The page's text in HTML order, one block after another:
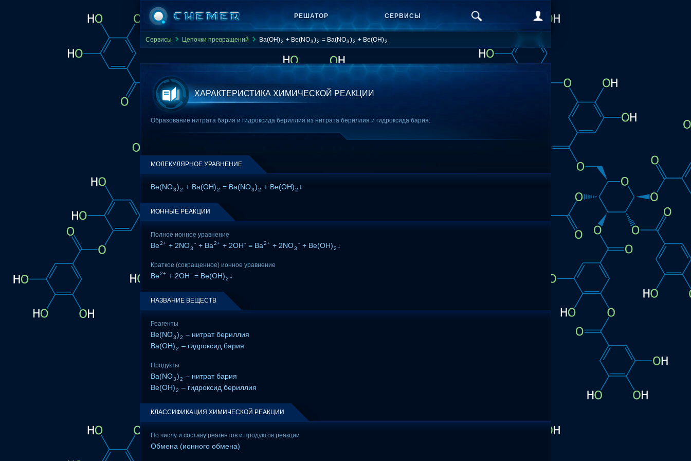
РЕШАТОР СЕРВИСЫ
Сервисы Цепочки превращений Ba(OH)2 + Be(NO3)2 = Ba(NO3)2 + Be(OH)2
ХАРАКТЕРИСТИКА ХИМИЧЕСКОЙ РЕАКЦИИ
Образование нитрата бария и гидроксида бериллия из нитрата бериллия и гидроксида бария.
МОЛЕКУЛЯРНОЕ УРАВНЕНИЕ
Be(NO3)2 + Ba(OH)2 = Ba(NO3)2 + Be(OH)2 ↓
ИОННЫЕ РЕАКЦИИ
Полное ионное уравнение
Be2+ + 2NO3
- + Ba2+ + 2OH- = Ba2+ + 2NO3
- + Be(OH)2 ↓
Краткое (сокращенное) ионное уравнение
Be2+ + 2OH- = Be(OH)2 ↓
НАЗВАНИЕ ВЕЩЕСТВ
Реагенты
Be(NO3)2 – нитрат бериллия
Ba(OH)2 – гидроксид бария
Продукты
Ba(NO3)2 – нитрат бария
Be(OH)2 – гидроксид бериллия
КЛАССИФИКАЦИЯ ХИМИЧЕСКОЙ РЕАКЦИИ
По числу и составу реагентов и продуктов реакции
Обмена (ионного обмена)